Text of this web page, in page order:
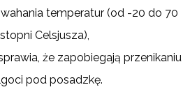
temperatur (od -20 do 70
stopni Celsjusza),
że zapobiegają przenikaniu
pod posadzkę.